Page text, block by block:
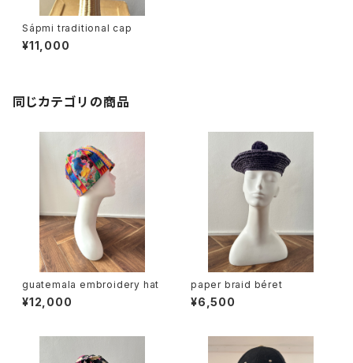
Sápmi traditional cap
¥11,000
同じカテゴリの商品
guatemala embroidery hat
¥12,000
paper braid béret
¥6,500